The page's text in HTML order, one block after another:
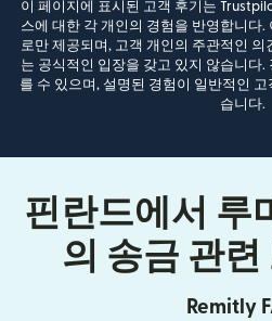
이 페이지에 표시된 고객 후기는
스에 대한 각 개인의 경험을 반영합니다.
로만 제공되며, 고객 개인의 주관적인
는 공식적인 입장을 갖고 있지 않습니다
를 수 있으며, 설명된 경험이 일반적인
습니다.
핀란드에서 루
의 송금 관련
Remitly